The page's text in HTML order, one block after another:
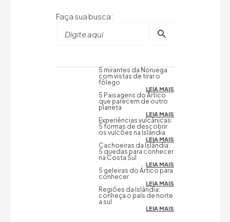
Faça sua busca:
5 mirantes da Noruega
com vistas de tirar o
fôlego
LEIA MAIS
5 Paisagens do Ártico
que parecem de outro
planeta
LEIA MAIS
Experiências vulcânicas:
5 formas de descobrir
os vulcões na Islândia
LEIA MAIS
Cachoeiras da Islândia:
5 quedas para conhecer
na Costa Sul
LEIA MAIS
5 geleiras do Ártico para
conhecer
LEIA MAIS
Regiões da Islândia:
conheça o país de norte
a sul
LEIA MAIS